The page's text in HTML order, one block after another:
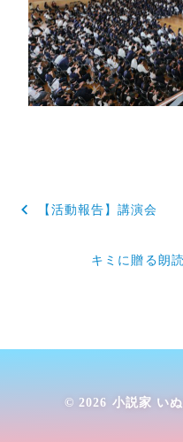
投
【活動報告】講演会
キミに贈る朗
© 2026 小説家 い